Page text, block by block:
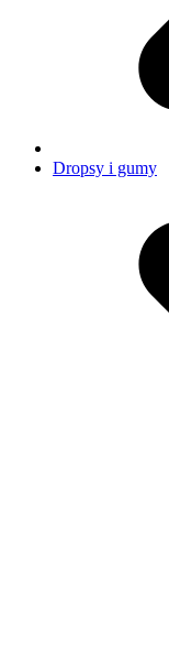
Dropsy i gumy